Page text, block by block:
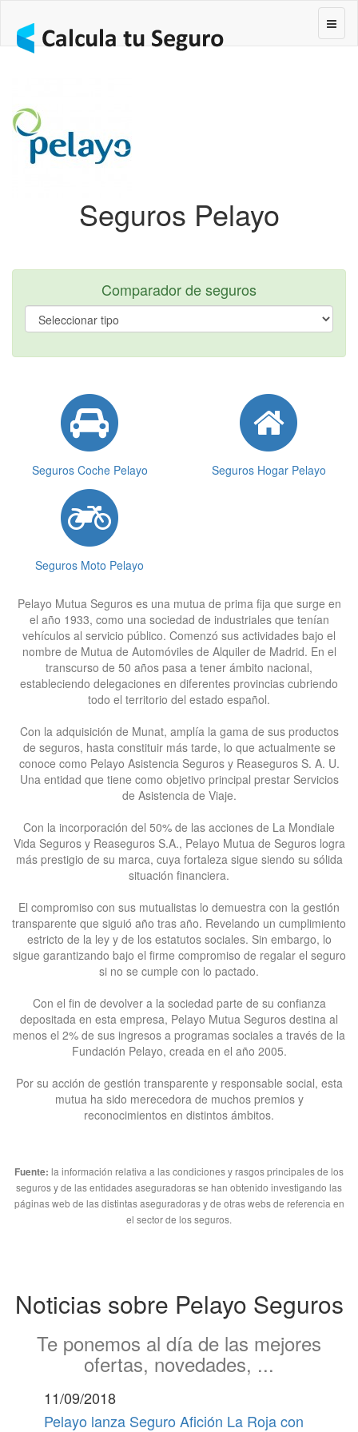
Seguros Pelayo
Comparador de seguros
Seguros Coche Pelayo Seguros Hogar Pelayo
Seguros Moto Pelayo
Pelayo Mutua Seguros es una mutua de prima fija que surge en
el año 1933, como una sociedad de industriales que tenían
vehículos al servicio público. Comenzó sus actividades bajo el
nombre de Mutua de Automóviles de Alquiler de Madrid. En el
transcurso de 50 años pasa a tener ámbito nacional,
estableciendo delegaciones en diferentes provincias cubriendo
todo el territorio del estado español.
Con la adquisición de Munat, amplía la gama de sus productos
de seguros, hasta constituir más tarde, lo que actualmente se
conoce como Pelayo Asistencia Seguros y Reaseguros S. A. U.
Una entidad que tiene como objetivo principal prestar Servicios
de Asistencia de Viaje.
Con la incorporación del 50% de las acciones de La Mondiale
Vida Seguros y Reaseguros S.A., Pelayo Mutua de Seguros logra
más prestigio de su marca, cuya fortaleza sigue siendo su sólida
situación financiera.
El compromiso con sus mutualistas lo demuestra con la gestión
transparente que siguió año tras año. Revelando un cumplimiento
estricto de la ley y de los estatutos sociales. Sin embargo, lo
sigue garantizando bajo el firme compromiso de regalar el seguro
si no se cumple con lo pactado.
Con el fin de devolver a la sociedad parte de su confianza
depositada en esta empresa, Pelayo Mutua Seguros destina al
menos el 2% de sus ingresos a programas sociales a través de la
Fundación Pelayo, creada en el año 2005.
Por su acción de gestión transparente y responsable social, esta
mutua ha sido merecedora de muchos premios y
reconocimientos en distintos ámbitos.
Fuente: la información relativa a las condiciones y rasgos principales de los
seguros y de las entidades aseguradoras se han obtenido investigando las
páginas web de las distintas aseguradoras y de otras webs de referencia en
el sector de los seguros.
Noticias sobre Pelayo Seguros
Te ponemos al día de las mejores
ofertas, novedades, ...
11/09/2018
Pelayo lanza Seguro Afición La Roja con